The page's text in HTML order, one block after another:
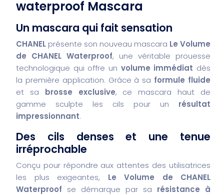
waterproof Mascara
Un mascara qui fait sensation
CHANEL présente son nouveau mascara Le Volume
de CHANEL Waterproof, une véritable prouesse
technologique qui offre un volume immédiat dès
la première application. Grâce à sa formule fluide
et sa brosse exclusive, ce mascara haut de
gamme sculpte les cils pour un résultat
impressionnant.
Des cils denses et une tenue
irréprochable
Conçu pour répondre aux attentes des utilisatrices
les plus exigeantes, Le Volume de CHANEL
Waterproof se démarque par sa résistance à